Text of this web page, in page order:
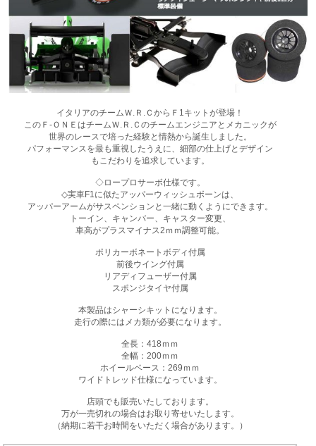
イタリアのチームＷ.Ｒ.ＣからＦ1キットが登場！
このＦ-ＯＮＥはチームＷ.Ｒ.Ｃのチームエンジニアとメカニックが
世界のレースで培った経験と情熱から誕生しました。
パフォーマンスを最も重視したうえに、細部の仕上げとデザイン
もこだわりを追求しています。
◇ロープロサーボ仕様です。
◇実車F1に似たアッパーウィッシュボーンは、
アッパーアームがサスペンションと一緒に動くようにできます。
トーイン、キャンバー、キャスター変更、
車高がプラスマイナス2ｍｍ調整可能。
ポリカーボネートボディ付属
前後ウイング付属
リアディフューザー付属
スポンジタイヤ付属
本製品はシャーシキットになります。
走行の際にはメカ類が必要になります。
全長：418ｍｍ
全幅：200ｍｍ
ホイールベース：269ｍｍ
ワイドトレッド仕様になっています。
店頭でも販売いたしております。
万が一売切れの場合はお取り寄せいたします。
（納期に若干お時間をいただく場合があります。）